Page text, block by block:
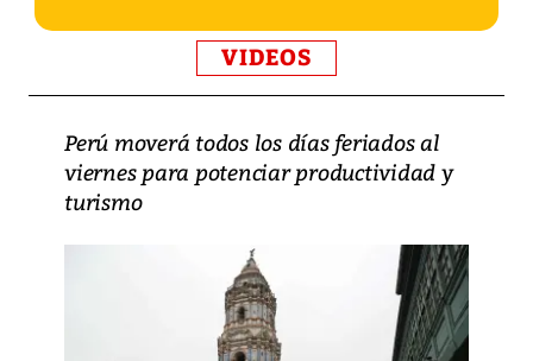
VIDEOS
Perú moverá todos los días feriados al
viernes para potenciar productividad y
turismo